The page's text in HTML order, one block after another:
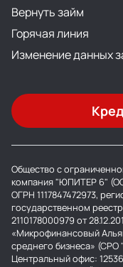
Вернуть займ
Горячая линия
Изменение данных
Общество с
компания "ЮПИТЕР 6"
ОГРН 1117847472973,
государственном
2110178000979 от
«Микрофинансовый
среднего бизнеса» (СРО
Центральный офис: